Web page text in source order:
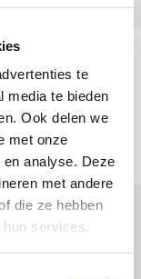
te
media te bieden
Ook delen we
met onze
analyse. Deze
met andere
die ze hebben
services.
in Ajax